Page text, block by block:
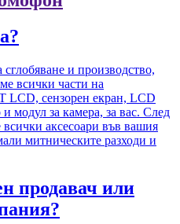
и производство,
всички части на
LCD, сензорен екран, LCD
модул за камера, за вас. След
всички аксесоари във вашия
митническите разходи и
продавач или